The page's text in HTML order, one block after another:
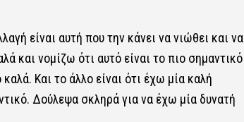
είναι αυτή που την κάνει να νιώθει και να
και νομίζω ότι αυτό είναι το πιο σημαντικό
Και το άλλο είναι ότι έχω μία καλή
Δούλεψα σκληρά για να έχω μία δυνατή